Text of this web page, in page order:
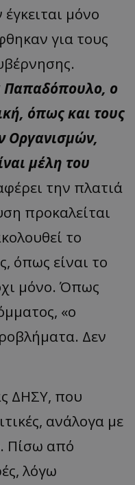
μόνο
για τους
Παπαδόπουλο, ο
όπως και τους
Οργανισμών,
μέλη του
την πλατιά
προκαλείται
το
όπως είναι το
μόνο. Όπως
«ο
Δεν
ΔΗΣΥ, που
ανάλογα με
Πίσω από
λόγω